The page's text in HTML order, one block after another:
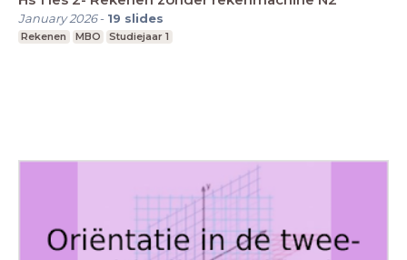
January 2026- 19 slides
Rekenen MBO Studiejaar 1